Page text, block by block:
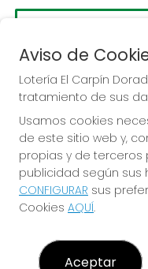
Sorteo
Aviso de
Lotería El Carpín
tratamiento de sus
Usamos cookies
de este sitio web y,
propias y de terceros
publicidad según sus
CONFIGURAR sus
Cookies AQUÍ.
Aceptar